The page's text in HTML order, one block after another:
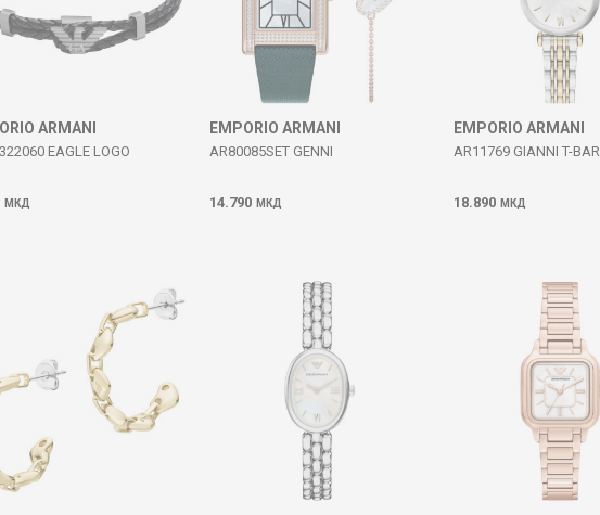
ARMANI
EAGLE LOGO
МКД
EMPORIO ARMANI
AR80085SET GENNI
14.790 МКД
EMPORIO ARMANI
AR11769 GIANNI T-BAR
18.890 МКД